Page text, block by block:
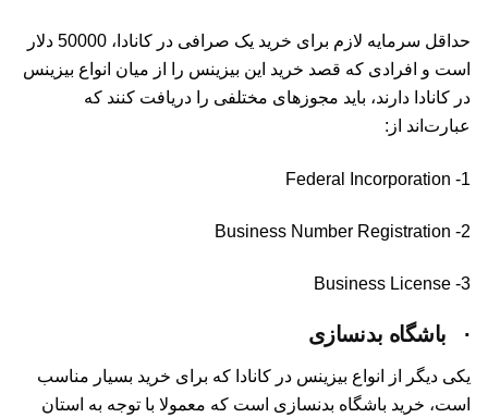
حداقل سرمایه لازم برای خرید یک صرافی در کانادا، 50000 دلار
است و افرادی که قصد خرید این بیزینس را از میان انواع بیزینس
در کانادا دارند، باید مجوزهای مختلفی را دریافت کنند که
عبارت‌اند از:
باشگاه بدنسازی
یکی دیگر از انواع بیزینس در کانادا که برای خرید بسیار مناسب
است، خرید باشگاه بدنسازی است که معمولا با توجه به استان